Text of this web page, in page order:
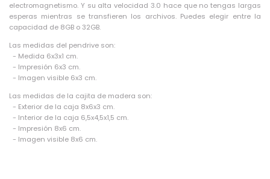
electromagnetismo. Y su alta velocidad 3.0 hace que no tengas largas
esperas mientras se transfieren los archivos. Puedes elegir entre la
capacidad de 8GB o 32GB.
Las medidas del pendrive son:
- Medida 6x3x1 cm.
- Impresión 6x3 cm.
- Imagen visible 6x3 cm.
Las medidas de la cajita de madera son:
- Exterior de la caja 8x6x3 cm.
- Interior de la caja 6,5x4,5x1,5 cm.
- Impresión 8x6 cm.
- Imagen visible 8x6 cm.